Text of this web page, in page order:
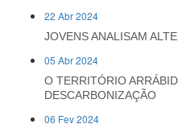
22 Abr 2024
JOVENS ANALISAM
05 Abr 2024
O TERRITÓRIO
DESCARBONIZAÇÃO
06 Fev 2024